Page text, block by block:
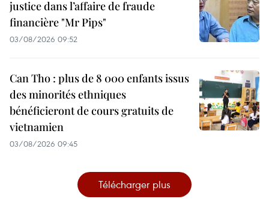
justice dans l’affaire de fraude
financière "Mr Pips"
03/08/2026 09:52
Can Tho : plus de 8 000 enfants issus
des minorités ethniques
bénéficieront de cours gratuits de
vietnamien
03/08/2026 09:45
Télécharger plus